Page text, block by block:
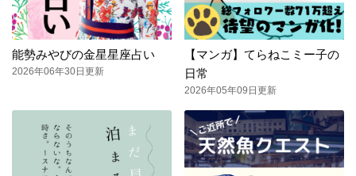
能勢みやびの金星星座占い
2026年06年30日更新
【マンガ】てらねこミー子の
日常
2026年05年09日更新